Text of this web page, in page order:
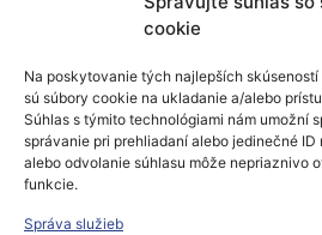
cookie
Na poskytovanie tých najlepších
sú súbory cookie na ukladanie a/alebo
Súhlas s týmito technológiami nám umožní
správanie pri prehliadaní alebo jedinečné
alebo odvolanie súhlasu môže nepriaznivo
funkcie.
Správa služieb
Cieľom podujatia je priniesť prvé
panelov:
Stratégie účasti v
Slovensko v Horizonte
odporúčania
Bližšie informácie k podujatiu